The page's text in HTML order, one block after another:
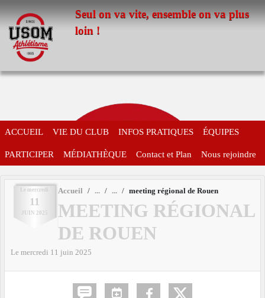
Seul on va vite, ensemble on va plus
loin !
ACCUEIL VIE DU CLUB INFOS PRATIQUES ÉQUIPES
PARTICIPER MÉDIATHÈQUE Contact et Plan Nous rejoindre
Le mercredi
11
JUIN 2025
Accueil meeting régional de Rouen
MEETING RÉGIONAL
DE ROUEN
Le mercredi 11 juin 2025